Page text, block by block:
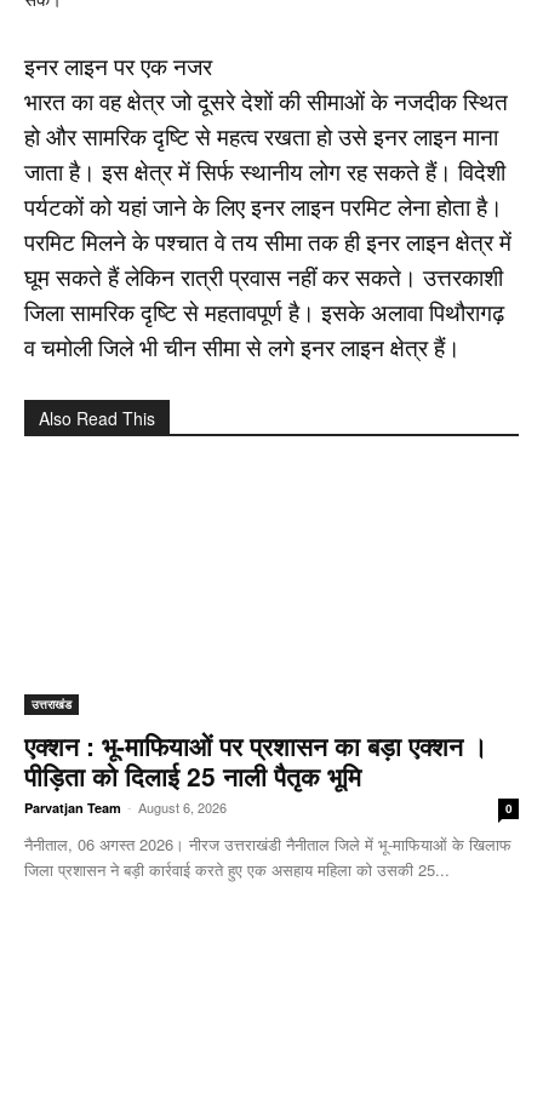
इनर लाइन पर एक नजर
भारत का वह क्षेत्र जो दूसरे देशों की सीमाओं के नजदीक स्थित
हो और सामरिक दृष्टि से महत्व रखता हो उसे इनर लाइन माना
जाता है। इस क्षेत्र में सिर्फ स्थानीय लोग रह सकते हैं। विदेशी
पर्यटकों को यहां जाने के लिए इनर लाइन परमिट लेना होता है।
परमिट मिलने के पश्चात वे तय सीमा तक ही इनर लाइन क्षेत्र में
घूम सकते हैं लेकिन रात्री प्रवास नहीं कर सकते। उत्तरकाशी
जिला सामरिक दृष्टि से महतावपूर्ण है। इसके अलावा पिथौरागढ़
व चमोली जिले भी चीन सीमा से लगे इनर लाइन क्षेत्र हैं।
Also Read This
उत्तराखंड
एक्शन : भू-माफियाओं पर प्रशासन का बड़ा एक्शन ।
पीड़िता को दिलाई 25 नाली पैतृक भूमि
Parvatjan Team - August 6, 2026 0
नैनीताल, 06 अगस्त 2026। नीरज उत्तराखंडी नैनीताल जिले में भू-माफियाओं के खिलाफ
जिला प्रशासन ने बड़ी कार्रवाई करते हुए एक असहाय महिला को उसकी 25...